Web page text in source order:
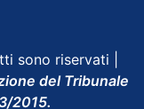
sono riservati |
del Tribunale
2015.